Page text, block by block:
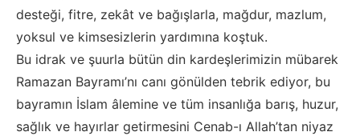
desteği, fitre, zekât ve bağışlarla, mağdur, mazlum,
yoksul ve kimsesizlerin yardımına koştuk.
Bu idrak ve şuurla bütün din kardeşlerimizin mübarek
Ramazan Bayramı’nı canı gönülden tebrik ediyor, bu
bayramın İslam âlemine ve tüm insanlığa barış, huzur,
sağlık ve hayırlar getirmesini Cenab-ı Allah’tan niyaz